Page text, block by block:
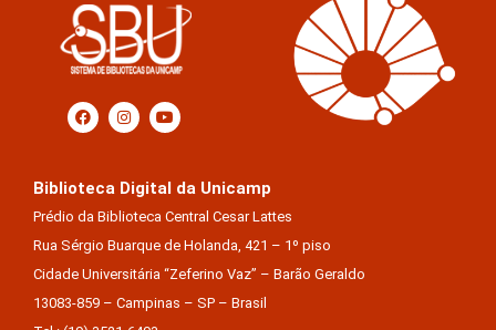
Biblioteca Digital da Unicamp
Prédio da Biblioteca Central Cesar Lattes
Rua Sérgio Buarque de Holanda, 421 – 1º piso
Cidade Universitária “Zeferino Vaz” – Barão Geraldo
13083-859 – Campinas – SP – Brasil